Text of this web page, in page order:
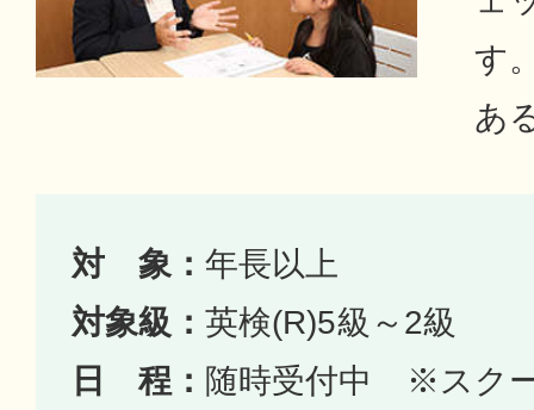
す
あ
対 象：年長以上
対象級：英検(R)5級～2級
日 程： 随時受付中 ※スク